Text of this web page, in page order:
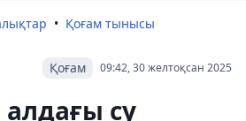
Қоғам тынысы
09:42, 30 желтоқсан 2025
Қоғам
су